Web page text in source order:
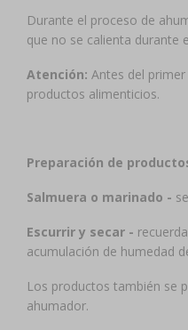
Durante el proceso de
que no se calienta durante
Atención: Antes del
productos alimenticios.
Preparación de
Salmuera o marinado -
Escurrir y secar -
acumulación de humedad
Los productos también se
ahumador.